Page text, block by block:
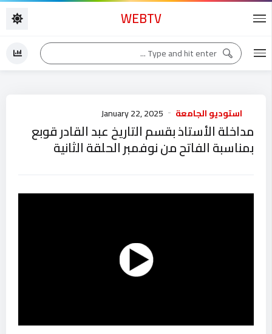
WEBTV
استوديو الجامعة January 22, 2025
مداخلة الأستاذ بقسم التاريخ عبد القادر قوبع
بمناسبة الفاتح من نوفمبر الحلقة الثانية